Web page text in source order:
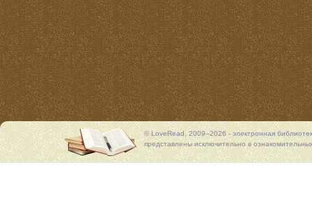
© LoveRead, 2009–2026 - электронная
представлены исключительно в